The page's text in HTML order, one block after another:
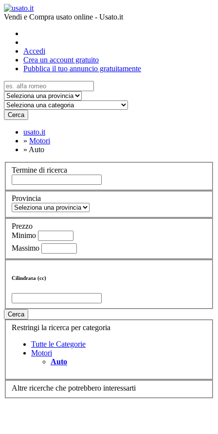
Vendi e Compra usato online - Usato.it
Accedi
Crea un account gratuito
Pubblica il tuo annuncio gratuitamente
Cerca
usato.it
» Motori
» Auto
Termine di ricerca
Provincia
Prezzo
Minimo
Massimo
Cilindrata (cc)
Cerca
Restringi la ricerca per categoria
Tutte le Categorie
Motori
Auto
Altre ricerche che potrebbero interessarti